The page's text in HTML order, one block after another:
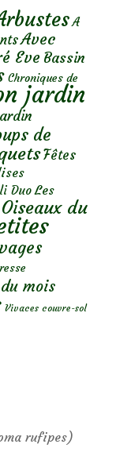
A
Avec
Eve Bassin
Chroniques de
jardin
de
Fêtes
Duo Les
Oiseaux du
mois
Vivaces couvre-sol
rufipes)